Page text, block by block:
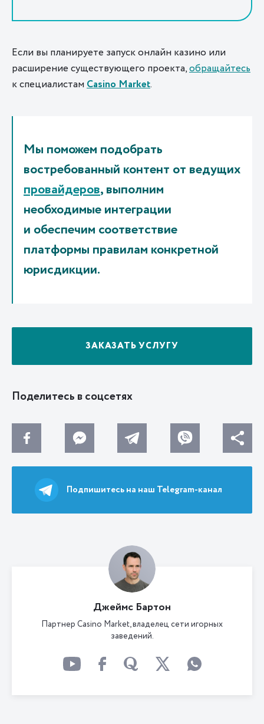
Если вы планируете запуск онлайн казино или
расширение существующего проекта,обращайтесь
к специалистамCasino Market.
Мы поможем подобрать
востребованный контент от ведущих
провайдеров, выполним
необходимые интеграции
и обеспечим соответствие
платформы правилам конкретной
юрисдикции.
ЗАКАЗАТЬ УСЛУГУ
Поделитесь в соцсетях
Подпишитесь на наш Telegram-канал
Джеймс Бартон
Партнер Casino Market, владелец сети игорных
заведений.